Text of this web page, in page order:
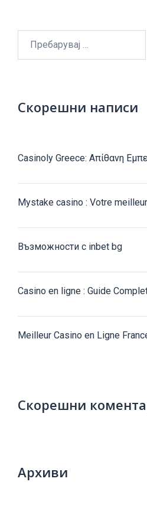
Скорешни написи
Casinoly Greece: Απίθανη
Mystake casino : Votre
Възможности с inbet bg
Casino en ligne : Guide
Meilleur Casino en Ligne
Скорешни
Архиви